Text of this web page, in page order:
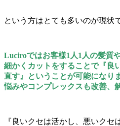
という方はとても多いのが現状
Luciroではお客様1人1人の髪質
細かくカットをすることで『良
直す』ということが可能になり
悩みやコンプレックスも改善、
『良いクセは活かし、悪いクセ